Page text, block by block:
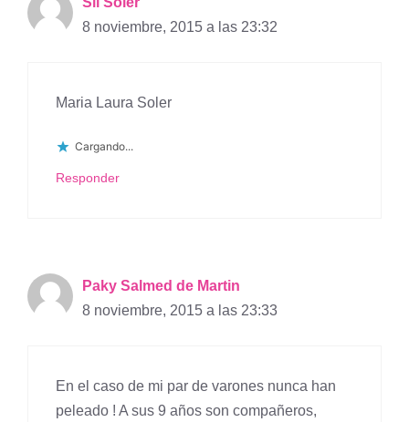
8 noviembre, 2015 a las 23:32
Maria Laura Soler
Cargando...
Responder
Paky Salmed de Martin
8 noviembre, 2015 a las 23:33
En el caso de mi par de varones nunca han
peleado ! A sus 9 años son compañeros,